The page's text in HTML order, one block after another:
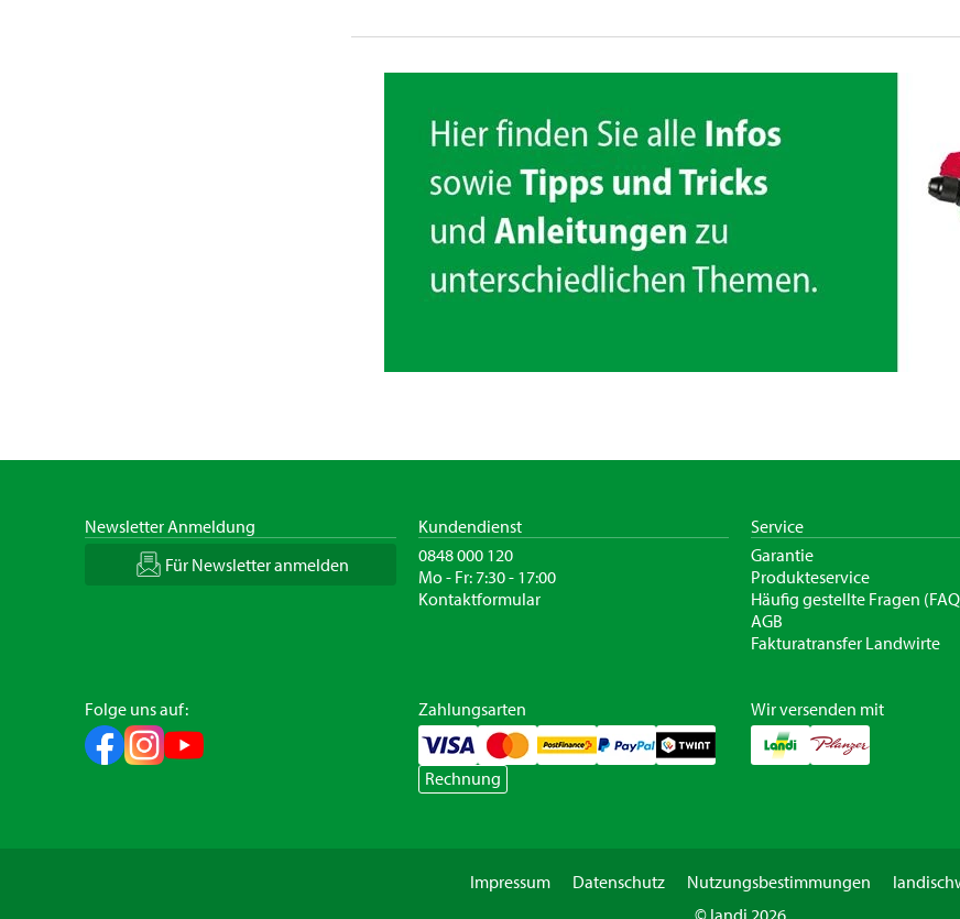
Newsletter Anmeldung
Für Newsletter anmelden
Kundendienst
0848 000 120
Mo - Fr: 7:30 - 17:00
Kontaktformular
Service
Garantie
Produkteservice
Häufig gestellte Fragen
AGB
Fakturatransfer Landwirte
Folge uns auf:
Zahlungsarten
Rechnung
Wir versenden mit
Impressum Datenschutz Nutzungsbestimmungen